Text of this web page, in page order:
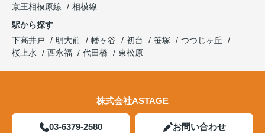
京王相模原線
相模線
駅から探す
下高井戸
明大前 幡ヶ谷 初台 笹塚
つつじヶ丘
桜上水
西永福 代田橋 東松原
株式会社ASTAGE
03-6379-2580 お問い合わせ